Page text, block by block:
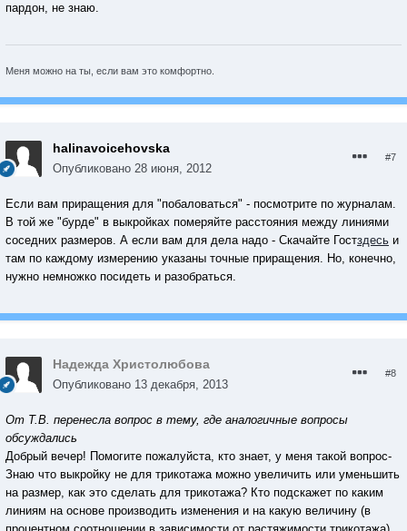
пардон, не знаю.
Меня можно на ты, если вам это комфортно.
halinavoicehovska
Опубликовано 28 июня, 2012
#7
Если вам приращения для "побаловаться" - посмотрите по журналам.
В той же "бурде" в выкройках померяйте расстояния между линиями
соседних размеров. А если вам для дела надо - Скачайте Гостздесь и
там по каждому измерению указаны точные приращения. Но, конечно,
нужно немножко посидеть и разобраться.
Надежда Христолюбова
Опубликовано 13 декабря, 2013
#8
От Т.В. перенесла вопрос в тему, где аналогичные вопросы
обсуждались
Добрый вечер! Помогите пожалуйста, кто знает, у меня такой вопрос-
Знаю что выкройку не для трикотажа можно увеличить или уменьшить
на размер, как это сделать для трикотажа? Кто подскажет по каким
линиям на основе производить изменения и на какую величину (в